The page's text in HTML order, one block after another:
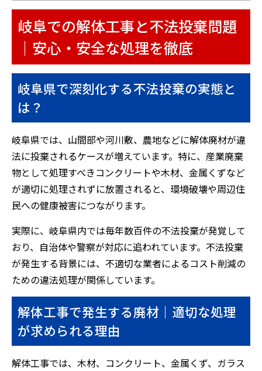
岐阜での解体工事と不法投棄問題
｜安心・安全な処理を徹底
岐阜県で深刻化する不法投棄の実態と
は？
岐阜県では、山間部や河川敷、農地などに解体廃材が違
法に投棄されるケースが増えています。特に、産業廃棄
物として処理すべきコンクリートや木材、金属くずなど
が適切に処理されずに放置されると、環境破壊や周辺住
民への健康被害につながります。
実際に、岐阜県内では毎年数百件の不法投棄が発覚して
おり、自治体や警察が対応に追われています。不法投棄
が発生する背景には、不適切な業者によるコスト削減の
ための違法処理が関係しています。
解体工事で発生する廃材｜適切な処理
が求められる理由
解体工事では、木材、コンクリート、金属くず、ガラス